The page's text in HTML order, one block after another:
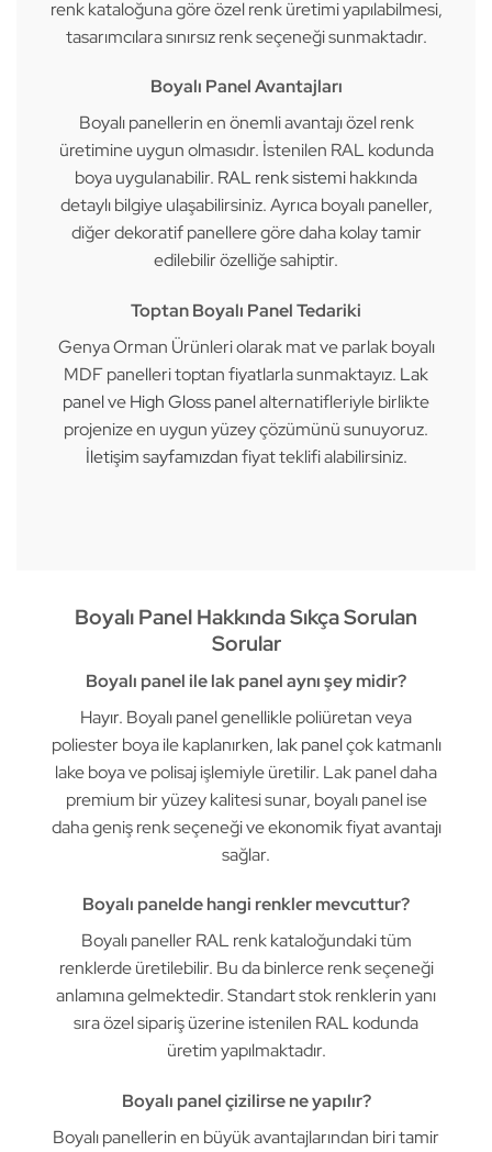
renk kataloğuna göre özel renk üretimi yapılabilmesi,
tasarımcılara sınırsız renk seçeneği sunmaktadır.
Boyalı Panel Avantajları
Boyalı panellerin en önemli avantajı özel renk
üretimine uygun olmasıdır. İstenilen RAL kodunda
boya uygulanabilir. RAL renk sistemihakkında
detaylı bilgiye ulaşabilirsiniz. Ayrıca boyalı paneller,
diğer dekoratif panellere göre daha kolay tamir
edilebilir özelliğe sahiptir.
Toptan Boyalı Panel Tedariki
Genya Orman Ürünleri olarak mat ve parlak boyalı
MDF panelleri toptan fiyatlarla sunmaktayız. Lak
panelveHigh Gloss panelalternatifleriyle birlikte
projenize en uygun yüzey çözümünü sunuyoruz.
İletişim sayfamızdanfiyat teklifi alabilirsiniz.
Boyalı Panel Hakkında Sıkça Sorulan
Sorular
Boyalı panel ile lak panel aynı şey midir?
Hayır. Boyalı panel genellikle poliüretan veya
poliester boya ile kaplanırken, lak panelçok katmanlı
lake boya ve polisaj işlemiyle üretilir. Lak panel daha
premium bir yüzey kalitesi sunar, boyalı panel ise
daha geniş renk seçeneği ve ekonomik fiyat avantajı
sağlar.
Boyalı panelde hangi renkler mevcuttur?
Boyalı paneller RAL renk kataloğundaki tüm
renklerde üretilebilir. Bu da binlerce renk seçeneği
anlamına gelmektedir. Standart stok renklerin yanı
sıra özel sipariş üzerine istenilen RAL kodunda
üretim yapılmaktadır.
Boyalı panel çizilirse ne yapılır?
Boyalı panellerin en büyük avantajlarından biri tamir